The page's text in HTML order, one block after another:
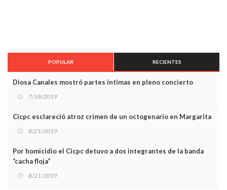
POPULAR RECIENTES
Diosa Canales mostró partes íntimas en pleno concierto
7/18/2019
Cicpc esclareció atroz crimen de un octogenario en Margarita
8/21/2019
Por homicidio el Cicpc detuvo a dos integrantes de la banda
“cacha floja”
8/21/2019